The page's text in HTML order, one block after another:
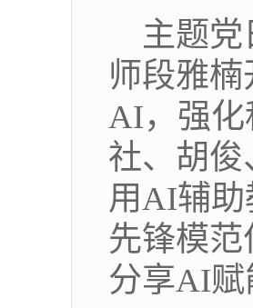
主题
师段雅
AI，强化
社、胡
用AI辅
先锋模
分享AI